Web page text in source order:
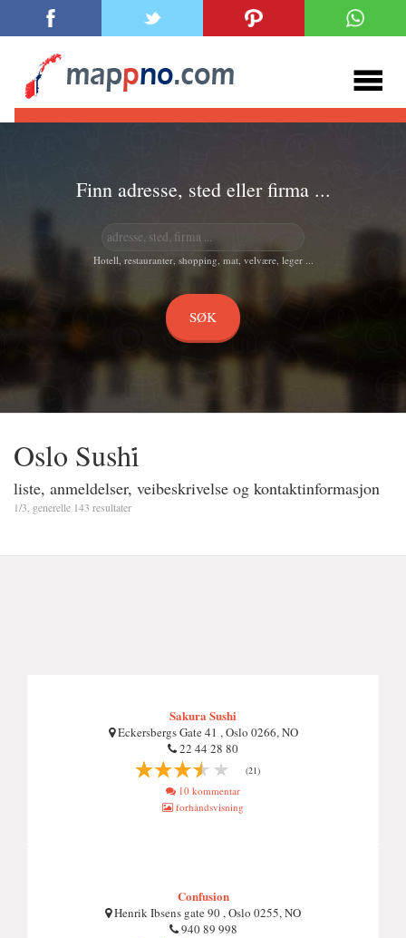
Finn adresse, sted eller firma ...
Hotell, restauranter, shopping, mat, velvære, leger ...
Oslo Sushi̇
liste, anmeldelser, veibeskrivelse og kontaktinformasjon
1/3, generelle 143 resultater
Sakura Sushi
Eckersbergs Gate 41 , Oslo 0266, NO
22 44 28 80
(21)
10 kommentar
forhåndsvisning
Confusion
Henrik Ibsens gate 90 , Oslo 0255, NO
940 89 998